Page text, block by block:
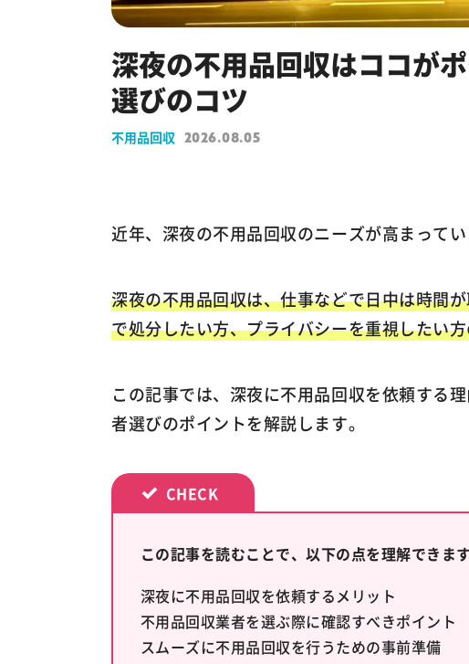
深夜の不用品回収はココが
選びのコツ
不用品回収 2026.08.05
近年、深夜の不用品回収のニーズが高まってい
深夜の不用品回収は、仕事などで日中は時間
で処分したい方、プライバシーを重視したい
この記事では、深夜に不用品回収を依頼する
者選びのポイントを解説します。
この記事を読むことで、以下の点を理解できます
深夜に不用品回収を依頼するメリット
不用品回収業者を選ぶ際に確認すべきポイント
スムーズに不用品回収を行うための事前準備